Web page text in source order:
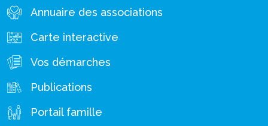
Annuaire des associations
Carte interactive
Vos démarches
Publications
Portail famille